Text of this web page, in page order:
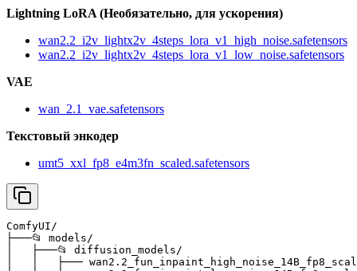
Lightning LoRA (Необязательно, для ускорения)
wan2.2_i2v_lightx2v_4steps_lora_v1_high_noise.safetensors
wan2.2_i2v_lightx2v_4steps_lora_v1_low_noise.safetensors
VAE
wan_2.1_vae.safetensors
Текстовый энкодер
umt5_xxl_fp8_e4m3fn_scaled.safetensors
ComfyUI/
├───📂 models/
│   ├───📂 diffusion_models/
│   │   ├───